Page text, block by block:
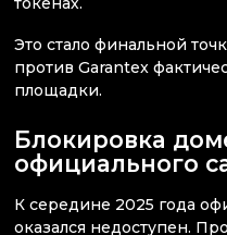
Это стало финальной
против Garantex
площадки.
Блокировка
официального
К середине 2025 года
оказался недоступен.